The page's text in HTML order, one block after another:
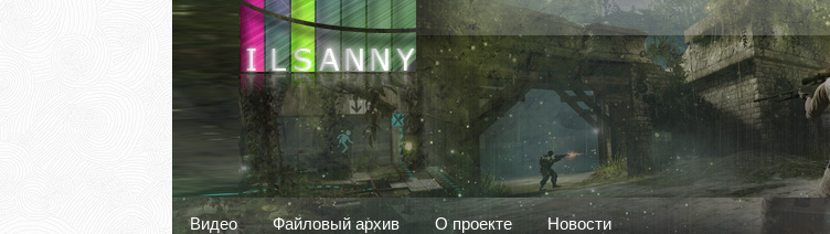
Видео Файловый архив О проекте Новости